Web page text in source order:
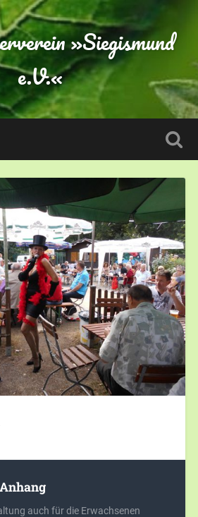
»Siegismund
e.V.«
auch für die Erwachsenen